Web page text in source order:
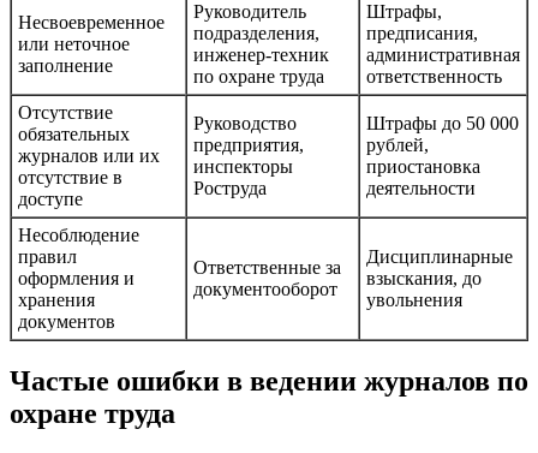
Несвоевременное
или неточное
заполнение
Руководитель
подразделения,
инженер-техник
по охране труда
Штрафы,
предписания,
административная
ответственность
Отсутствие
обязательных
журналов или их
отсутствие в
доступе
Руководство
предприятия,
инспекторы
Роструда
Штрафы до 50 000
рублей,
приостановка
деятельности
Несоблюдение
правил
оформления и
хранения
документов
Ответственные за
документооборот
Дисциплинарные
взыскания, до
увольнения
Частые ошибки в ведении журналов по
охране труда